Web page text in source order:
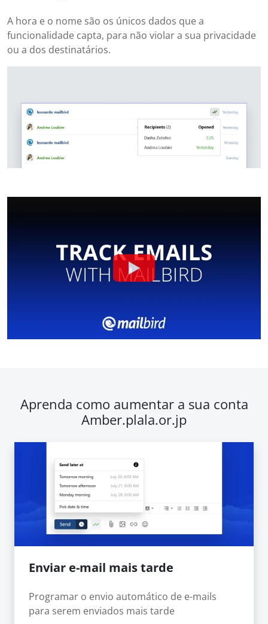
A hora e o nome são os únicos dados que a
funcionalidade capta, para não violar a sua privacidade
ou a dos destinatários.
Aprenda como aumentar a sua conta
Amber.plala.or.jp
Enviar e-mail mais tarde
Programar o envio automático de e-mails
para serem enviados mais tarde